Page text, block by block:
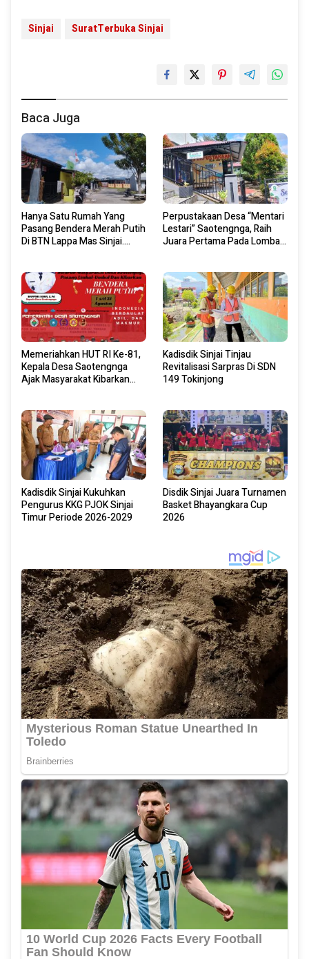
Sinjai SuratTerbuka Sinjai
Baca Juga
Hanya Satu Rumah Yang
Pasang Bendera Merah Putih
Di BTN Lappa Mas Sinjai.
Perpustakaan Desa “Mentari
Lestari” Saotengnga, Raih
Juara Pertama Pada Lomba
Memeriahkan HUT RI Ke-81,
Kepala Desa Saotengnga
Ajak Masyarakat Kibarkan
Kadisdik Sinjai Tinjau
Revitalisasi Sarpras Di SDN
149 Tokinjong
Kadisdik Sinjai Kukuhkan
Pengurus KKG PJOK Sinjai
Timur Periode 2026-2029
Disdik Sinjai Juara Turnamen
Basket Bhayangkara Cup
2026